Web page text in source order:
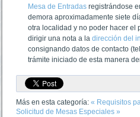
Mesa de Entradas registrándose
demora aproximadamente siete
otra localidad y no poder hacer el
dirigir una nota a ladirección del
consignando datos de contacto
trámite iniciado de esta manera
Más en esta categoría: « Requisitos
Solicitud de Mesas Especiales »